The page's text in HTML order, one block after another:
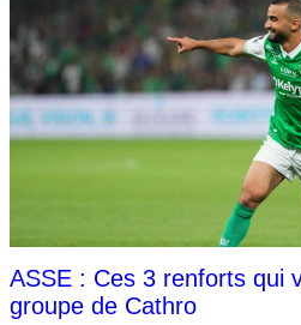
ASSE : Ces 3 renforts qui
groupe de Cathro